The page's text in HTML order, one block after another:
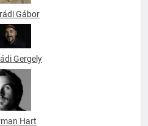
Gábor
Gergely